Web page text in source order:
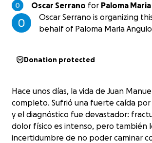
Oscar Serrano for Paloma
Oscar Serrano is organizing
behalf of Paloma Maria
Donation protected
Hace unos días, la vida de Juan
completo. Sufrió una fuerte caída por
y el diagnóstico fue devastador:
dolor físico es intenso, pero también
incertidumbre de no poder caminar